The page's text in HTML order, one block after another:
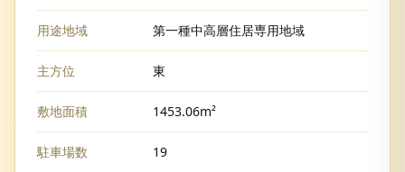
用途地域 第一種中高層住居専用地域
主方位 東
敷地面積 1453.06m²
駐車場数 19